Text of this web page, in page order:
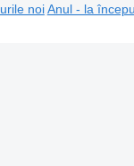
noi Anul - la